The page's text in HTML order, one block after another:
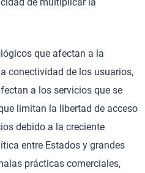
que afectan a la
conectividad de los usuarios,
a los servicios que se
limitan la libertad de acceso
debido a la creciente
entre Estados y grandes
prácticas comerciales,